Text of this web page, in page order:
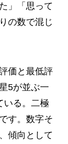
」「思って
の数で混じ
価と最低評
5が並ぶ一
いる。二極
す。数字そ
傾向として